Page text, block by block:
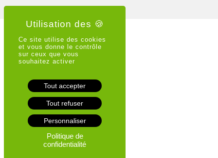
Ce site utilise des cookies
et vous donne le contrôle
sur ceux que vous
souhaitez activer
Tout accepter
Tout refuser
Personnaliser
Politique de
confidentialité